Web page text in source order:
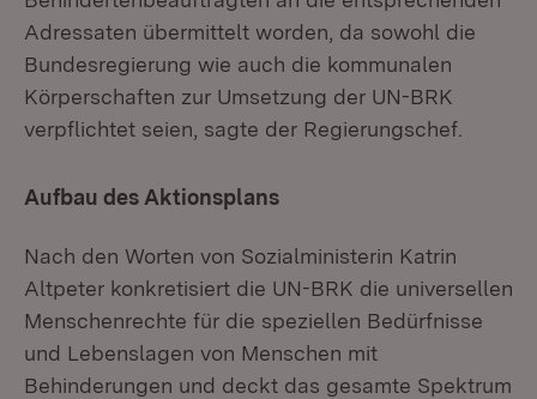
Adressaten übermittelt worden, da sowohl die
Bundesregierung wie auch die kommunalen
Körperschaften zur Umsetzung der UN-BRK
verpflichtet seien, sagte der Regierungschef.
Aufbau des Aktionsplans
Nach den Worten von Sozialministerin Katrin
Altpeter konkretisiert die UN-BRK die universellen
Menschenrechte für die speziellen Bedürfnisse
und Lebenslagen von Menschen mit
Behinderungen und deckt das gesamte Spektrum